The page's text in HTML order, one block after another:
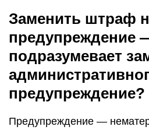
Заменить штраф
предупреждение
подразумевает
предупреждение?
Предупреждение —